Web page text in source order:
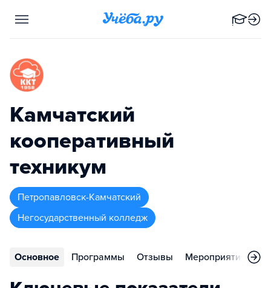
Камчатский
кооперативный
техникум
Петропавловск-Камчатский
Негосударственный колледж
Основное Программы Отзывы Мероприятия